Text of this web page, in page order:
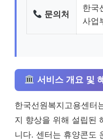
문의처
한국
사업
서비스 개요 및
한국선원복지고용센터
지 향상을 위해 설립된
니다. 센터는 휴양콘도